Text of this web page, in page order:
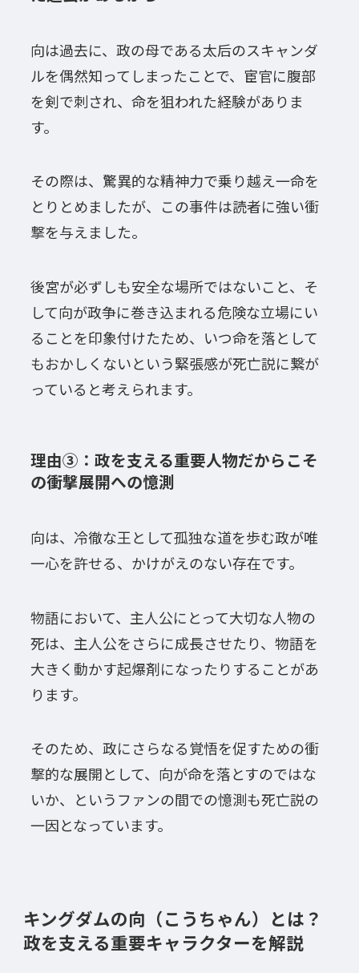
向は過去に、政の母である太后のスキャンダ
ルを偶然知ってしまったことで、宦官に腹部
を剣で刺され、命を狙われた経験がありま
す。
その際は、驚異的な精神力で乗り越え一命を
とりとめましたが、この事件は読者に強い衝
撃を与えました。
後宮が必ずしも安全な場所ではないこと、そ
して向が政争に巻き込まれる危険な立場にい
ることを印象付けたため、いつ命を落として
もおかしくないという緊張感が死亡説に繋が
っていると考えられます。
理由③：政を支える重要人物だからこそ
の衝撃展開への憶測
向は、冷徹な王として孤独な道を歩む政が唯
一心を許せる、かけがえのない存在です。
物語において、主人公にとって大切な人物の
死は、主人公をさらに成長させたり、物語を
大きく動かす起爆剤になったりすることがあ
ります。
そのため、政にさらなる覚悟を促すための衝
撃的な展開として、向が命を落とすのではな
いか、というファンの間での憶測も死亡説の
一因となっています。
キングダムの向（こうちゃん）とは？
政を支える重要キャラクターを解説